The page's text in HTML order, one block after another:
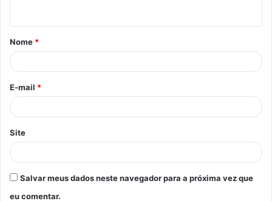
á
r
i
*
Nome *
E-mail *
Site
Salvar meus dados neste navegador para a próxima vez que
eu comentar.